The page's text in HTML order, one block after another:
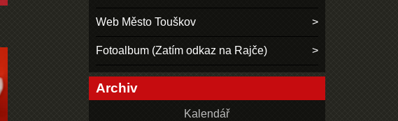
Web Město Touškov
Fotoalbum (Zatím odkaz na Rajče)
Archiv
Kalendář